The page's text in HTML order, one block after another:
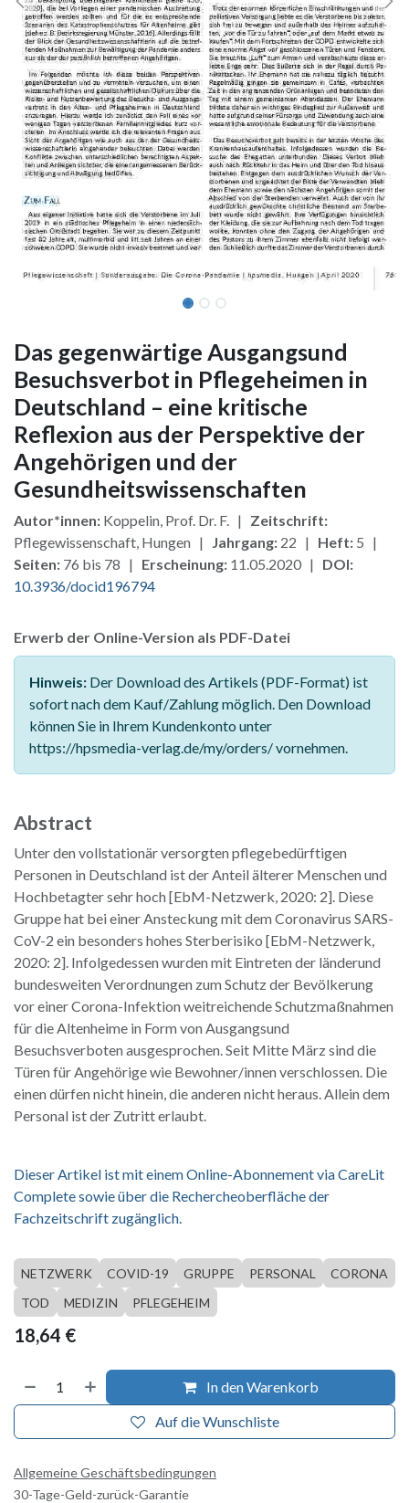
Das gegenwärtige Ausgangsund
Besuchsverbot in Pflegeheimen in
Deutschland – eine kritische
Reflexion aus der Perspektive der
Angehörigen und der
Gesundheitswissenschaften
Autor*innen: Koppelin, Prof. Dr. F. | Zeitschrift:
Pflegewissenschaft, Hungen | Jahrgang: 22 | Heft: 5 |
Seiten: 76 bis 78 | Erscheinung: 11.05.2020 | DOI:
10.3936/docid196794
Erwerb der Online-Version als PDF-Datei
Hinweis: Der Download des Artikels (PDF-Format) ist
sofort nach dem Kauf/Zahlung möglich. Den Download
können Sie in Ihrem Kundenkonto unter
https://hpsmedia-verlag.de/my/orders/ vornehmen.
Abstract
Unter den vollstationär versorgten pflegebedürftigen
Personen in Deutschland ist der Anteil älterer Menschen und
Hochbetagter sehr hoch [EbM-Netzwerk, 2020: 2]. Diese
Gruppe hat bei einer Ansteckung mit dem Coronavirus SARS-
CoV-2 ein besonders hohes Sterberisiko [EbM-Netzwerk,
2020: 2]. Infolgedessen wurden mit Eintreten der länderund
bundesweiten Verordnungen zum Schutz der Bevölkerung
vor einer Corona-Infektion weitreichende Schutzmaßnahmen
für die Altenheime in Form von Ausgangsund
Besuchsverboten ausgesprochen. Seit Mitte März sind die
Türen für Angehörige wie Bewohner/innen verschlossen. Die
einen dürfen nicht hinein, die anderen nicht heraus. Allein dem
Personal ist der Zutritt erlaubt.
Dieser Artikel ist mit einem Online-Abonnement via CareLit
Complete sowie über die Rechercheoberfläche der
Fachzeitschrift zugänglich.
NETZWERK COVID-19 GRUPPE PERSONAL
CORONA
TOD
MEDIZIN PFLEGEHEIM
18,64 €
In den Warenkorb
Auf die Wunschliste
Allgemeine Geschäftsbedingungen
30-Tage-Geld-zurück-Garantie